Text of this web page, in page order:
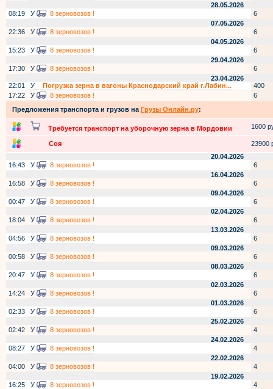
28.05.2026
08:19
У 8 зерновозов !
6
07.05.2026
22:36
У 8 зерновозов !
6
04.05.2026
15:23
У 8 зерновозов !
6
29.04.2026
17:30
У 8 зерновозов !
6
23.04.2026
22:01
У Погрузка зерна в вагоны Краснодарский край г.Лабин...
400
17:22
У 8 зерновозов !
6
Предложения транспорта и грузов на Грузы Онлайн.ру:
Требуется транспорт на уборочную зерна в Мордовии 1600
Соя
23900
20.04.2026
16:43
У 8 зерновозов !
6
16.04.2026
16:58
У 8 зерновозов !
6
09.04.2026
00:47
У 8 зерновозов !
6
02.04.2026
18:04
У 8 зерновозов !
6
13.03.2026
04:56
У 8 зерновозов !
6
09.03.2026
00:58
У 8 зерновозов !
6
08.03.2026
20:47
У 8 зерновозов !
6
02.03.2026
14:24
У 8 зерновозов !
6
01.03.2026
02:33
У 8 зерновозов !
6
25.02.2026
02:42
У 8 зерновозов !
4
24.02.2026
08:27
У 8 зерновозов !
4
22.02.2026
04:00
У 8 зерновозов !
4
19.02.2026
16:25
У 8 зерновозов !
4